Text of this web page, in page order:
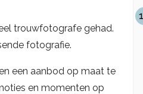
trouwfotografe gehad.
fotografie.
een aanbod op maat te
en momenten op